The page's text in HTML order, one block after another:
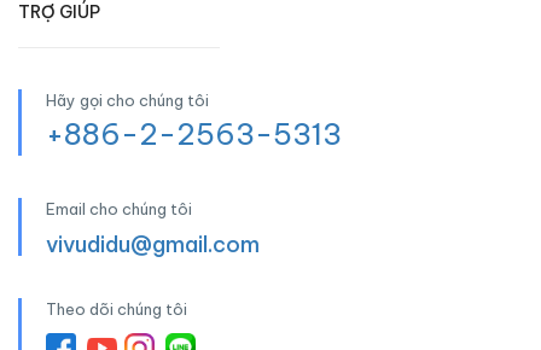
TRỢ GIÚP
Hãy gọi cho chúng tôi
+886-2-2563-5313
Email cho chúng tôi
vivudidu@gmail.com
Theo dõi chúng tôi